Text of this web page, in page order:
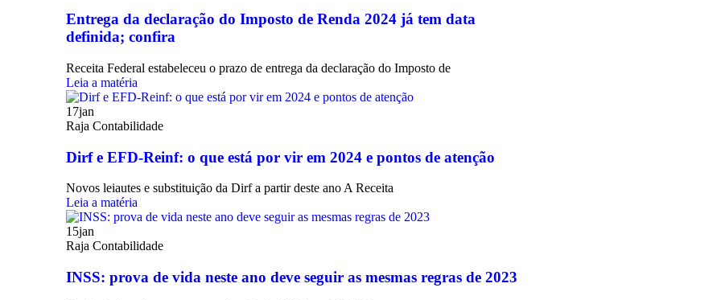
Entrega da declaração do Imposto de Renda 2024 já tem data
definida; confira
Receita Federal estabeleceu o prazo de entrega da declaração do Imposto de
Leia a matéria
17jan
Raja Contabilidade
Dirf e EFD-Reinf: o que está por vir em 2024 e pontos de atenção
Novos leiautes e substituição da Dirf a partir deste ano A Receita
Leia a matéria
15jan
Raja Contabilidade
INSS: prova de vida neste ano deve seguir as mesmas regras de 2023